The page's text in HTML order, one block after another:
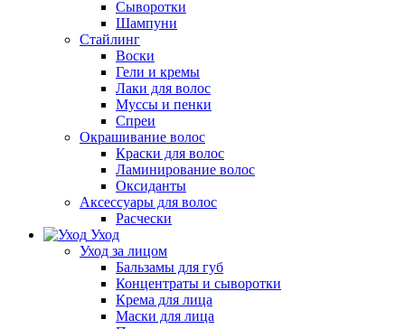
Сыворотки
Шампуни
Стайлинг
Воски
Гели и кремы
Лаки для волос
Муссы и пенки
Спреи
Окрашивание волос
Краски для волос
Ламинирование волос
Оксиданты
Аксессуары для волос
Расчески
Уход
Уход за лицом
Бальзамы для губ
Концентраты и сыворотки
Крема для лица
Маски для лица